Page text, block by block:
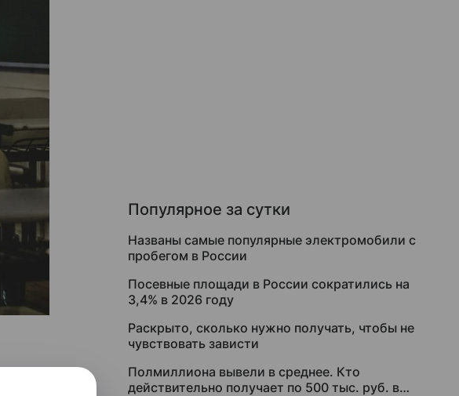
Популярное за сутки
Названы самые популярные электромобили с
пробегом в России
Посевные площади в России сократились на
3,4% в 2026 году
Раскрыто, сколько нужно получать, чтобы не
чувствовать зависти
Полмиллиона вывели в среднее. Кто
действительно получает по 500 тыс. руб. в